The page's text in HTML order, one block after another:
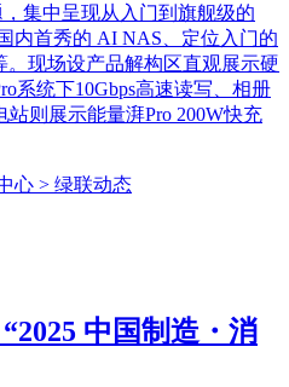
集中呈现从入门到旗舰级的
内首秀的 AI NAS、定位入门的
。现场设产品解构区直观展示硬
系统下10Gbps高速读写、相册
则展示能量湃Pro 200W快充
心 > 绿联动态
中国制造・消